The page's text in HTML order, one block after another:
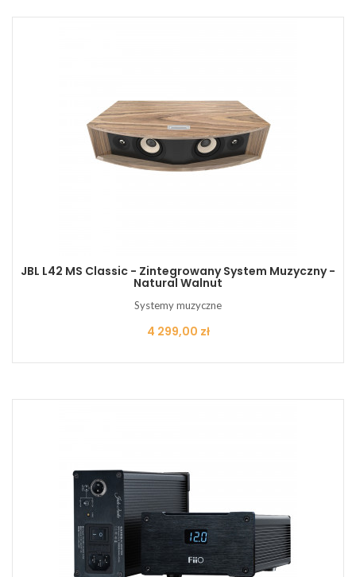
JBL L42 MS Classic - Zintegrowany System Muzyczny -
Natural Walnut
Systemy muzyczne
Cena
4 299,00 zł